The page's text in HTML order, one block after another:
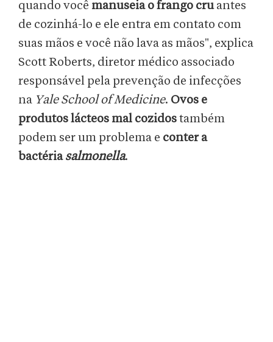
quando você manuseia o frango cruantes
de cozinhá-lo e ele entra em contato com
suas mãos e você não lava as mãos", explica
Scott Roberts, diretor médico associado
responsável pela prevenção de infecções
na Yale School of Medicine. Ovos e
produtos lácteos mal cozidostambém
podem ser um problema e conter a
bactériasalmonella.